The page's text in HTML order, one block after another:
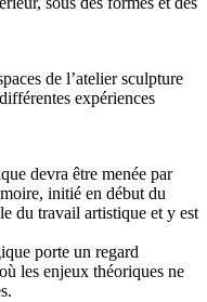
de l’atelier sculpture
expériences
devra être menée par
initié en début du
du travail artistique et y est
porte un regard
les enjeux théoriques ne